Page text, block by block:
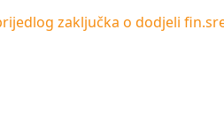
zaključka o dodjeli